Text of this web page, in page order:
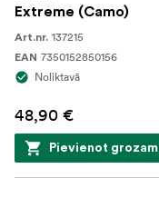
Extreme (Camo)
Art.nr. 137215
EAN 7350152850156
Noliktavā
48,90 €
Pievienot grozam